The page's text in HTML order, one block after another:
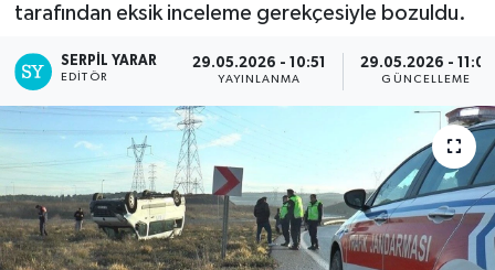
tarafından eksik inceleme gerekçesiyle bozuldu.
SERPİL YARAR
EDITÖR
29.05.2026 - 10:51
YAYINLANMA
29.05.2026 - 11:01
GÜNCELLEME